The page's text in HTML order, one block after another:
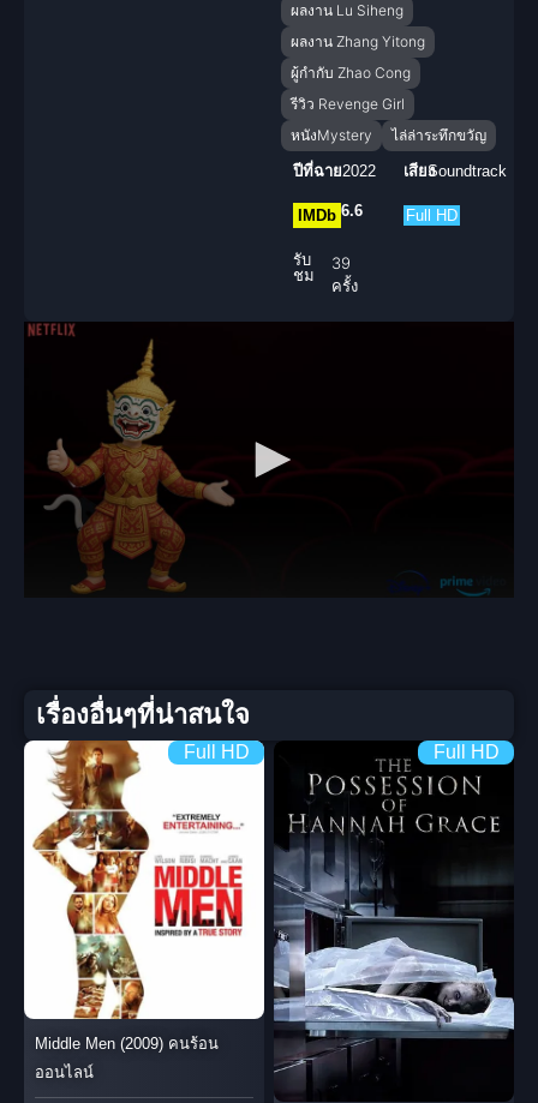
ผลงาน Lu Siheng
ผลงาน Zhang Yitong
ผู้กำกับ Zhao Cong
รีวิว Revenge Girl
หนังMystery
ไล่ล่าระทึกขวัญ
ปีที่ฉาย2022 เสียงSoundtrack
IMDb 6.6 Full HD
รับ
ชม
39
ครั้ง
เรื่องอื่นๆที่น่าสนใจ
Full HD
Middle Men (2009) คนร้อน
ออนไลน์
Full HD